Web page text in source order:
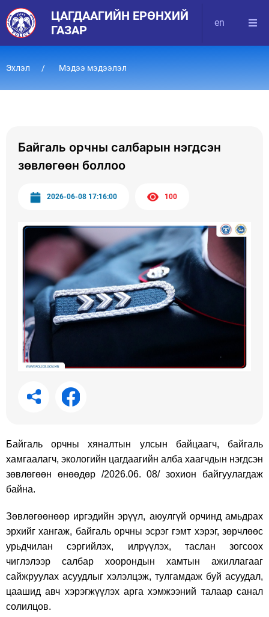
ЦАГДААГИЙН ЕРӨНХИЙ
ГАЗАР
en
Эхлэл Мэдээ мэдээлэл
Байгаль орчны салбарын нэгдсэн
зөвлөгөөн боллоо
2026-06-08 17:16:00 100
Байгаль орчны хяналтын улсын байцаагч, байгаль
хамгаалагч, экологийн цагдаагийн алба хаагчдын нэгдсэн
зөвлөгөөн өнөөдөр /2026.06. 08/ зохион байгуулагдаж
байна.
Зөвлөгөөнөөр иргэдийн эрүүл, аюулгүй орчинд амьдрах
эрхийг хангаж, байгаль орчны эсрэг гэмт хэрэг, зөрчлөөс
урьдчилан сэргийлэх, илрүүлэх, таслан зогсоох
чиглэлээр салбар хоорондын хамтын ажиллагааг
сайжруулах асуудлыг хэлэлцэж, тулгамдаж буй асуудал,
цаашид авч хэрэгжүүлэх арга хэмжээний талаар санал
солилцов.